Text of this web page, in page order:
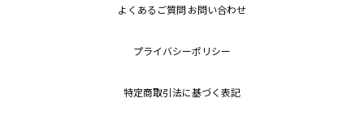
よくあるご質問 お問い合わせ
プライバシーポリシー
特定商取引法に基づく表記